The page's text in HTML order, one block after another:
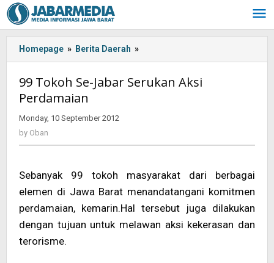
Skip
to
content
Homepage » Berita Daerah »
-:IN-
>99
<!-
-:-
99 Tokoh Se-Jabar Serukan Aksi
Perdamaian
Monday, 10 September 2012
by Oban
Sebanyak 99 tokoh masyarakat dari berbagai
elemen di Jawa Barat menandatangani komitmen
perdamaian, kemarin.Hal tersebut juga dilakukan
dengan tujuan untuk melawan aksi kekerasan dan
terorisme.